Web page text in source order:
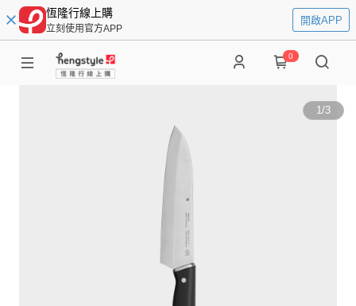
恆隆行線上購
立刻使用官方APP
開啟APP
0
1/3